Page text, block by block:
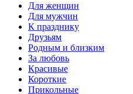
Для женщин
Для мужчин
К празднику
Друзьям
Родным и близким
За любовь
Красивые
Короткие
Прикольные